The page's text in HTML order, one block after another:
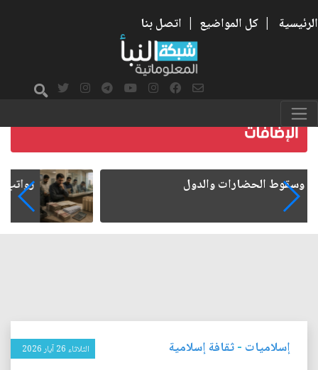
الرئيسية | كل المواضيع | اتصل بنا
رواتب الموظفين على صفيح ساخن
إسلاميات -ثقافة إسلامية الثلاثاء 26 آيار 2026